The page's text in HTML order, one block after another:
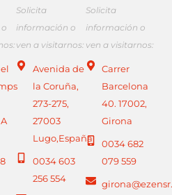
Solicita
información o
ven a visitarnos:
Avenida de
la Coruña,
273-275,
27003
Lugo,España
0034 603
256 554
Solicita
información o
ven a visitarnos:
Carrer
Barcelona
40. 17002,
Girona
0034 682
079 559